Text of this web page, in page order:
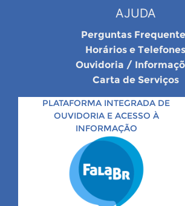
AJUDA
Perguntas
Horários e Telefones
Ouvidoria /
Carta de Serviços
PLATAFORMA INTEGRADA DE
OUVIDORIA E ACESSO À
INFORMAÇÃO